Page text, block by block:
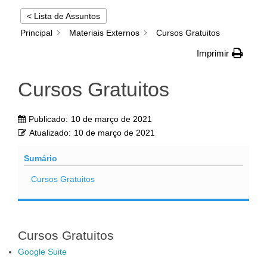
< Lista de Assuntos
Principal
Materiais Externos Cursos Gratuitos
Imprimir
Cursos Gratuitos
Publicado: 10 de março de 2021
Atualizado: 10 de março de 2021
Sumário
Cursos Gratuitos
Cursos Gratuitos
Google Suite